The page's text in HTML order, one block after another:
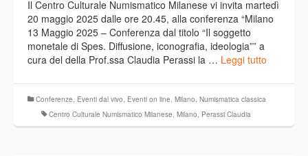
Il Centro Culturale Numismatico Milanese vi invita martedì
20 maggio 2025 dalle ore 20.45, alla conferenza “Milano
13 Maggio 2025 – Conferenza dal titolo “Il soggetto
monetale di Spes. Diffusione, iconografia, ideologia”” a
cura del della Prof.ssa Claudia Perassi la … Leggi tutto
Conferenze Eventi dal vivo Eventi on line Milano Numismatica classica
Centro Culturale Numismatico Milanese Milano Perassi Claudia